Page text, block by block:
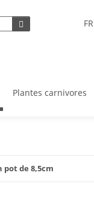
FR
Plantes carnivores
pot de 8,5cm